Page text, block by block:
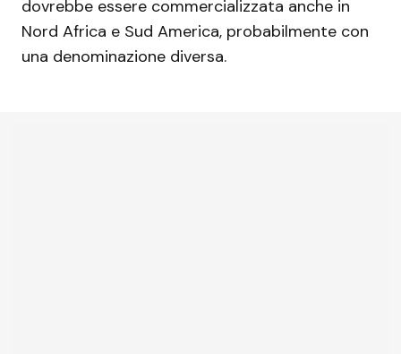
dovrebbe essere commercializzata anche in
Nord Africa e Sud America, probabilmente con
una denominazione diversa.